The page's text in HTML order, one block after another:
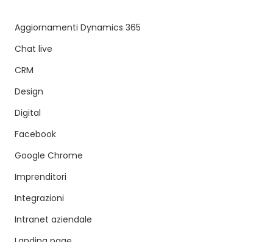
Aggiornamenti Dynamics 365
Chat live
CRM
Design
Digital
Facebook
Google Chrome
Imprenditori
Integrazioni
Intranet aziendale